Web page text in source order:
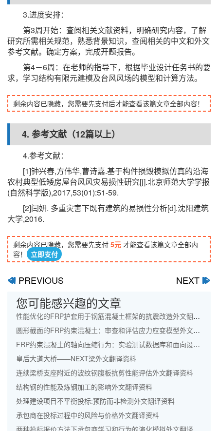
3.进度安排：
第3周开始：查阅相关文献资料，明确研究内容，了解
研究所需相关规范，熟悉背景知识，查阅相关的中文和外文
参考文献。确定方案，完成开题报告。
第4－6周：在老师的指导下，根据毕业设计任务书的要
求，学习结构有限元建模及台风风场的模型和计算方法。
剩余内容已隐藏，您需要先支付后才能查看该篇文章全部内容！
4. 参考文献（12篇以上）
4.参考文献：
[1]钟兴春,方伟华,曹诗嘉.基于构件损毁模拟仿真的沿海
农村典型低矮房屋台风风灾易损性研究[j].北京师范大学学报
(自然科学版),2017,53(01):51-59.
[2]闫妍. 多重灾害下既有建筑的易损性分析[d].沈阳建筑
大学,2016.
剩余内容已隐藏，您需要先支付 5元 才能查看该篇文章全部内
容！
立即支付
ﰊ PREVIOUS NEXT ﰋ
您可能感兴趣的文章
性能优化的FRP护套用于钢筋混凝土框架的抗震改造外文翻译资料
圆形截面的FRP约束混凝土：审查和评估应力应变模型外文翻译资料
FRP约束混凝土的轴向压缩行为：实验测试数据库和面向设计的新模型外文翻译资料
皇后大道大桥——NEXT梁外文翻译资料
连续梁桥支座附近的波纹钢腹板抗剪性能评估外文翻译资料
结构钢的性能及炼钢加工的影响外文翻译资料
处理建设项目不平衡投标:预防而非检测外文翻译资料
承包商在投标过程中的风险与价格外文翻译资料